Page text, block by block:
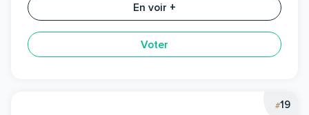
En voir +
Voter
#19